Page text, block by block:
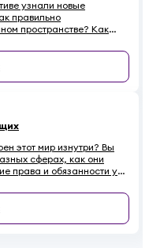
узнали новые
правильно
пространстве? Как
этот мир изнутри? Вы
сферах, как они
права и обязанности у